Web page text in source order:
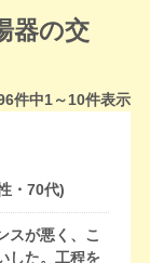
器の交
件中1～10件表示
・70代)
スが悪く、こ
した。工程を